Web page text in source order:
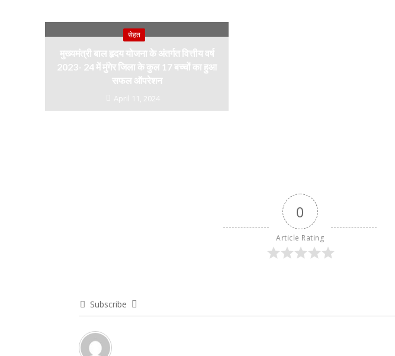
सेहत
मुख्यमंत्री बाल हृदय योजना के अंतर्गत वित्तीय वर्ष
2023- 24 में मुंगेर जिला के कुल 17 बच्चों का हुआ
सफल ऑपरेशन
April 11, 2024
0
Article Rating
Subscribe